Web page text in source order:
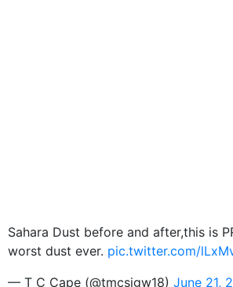
Sahara Dust before and after,this is
worst dust ever. pic.twitter.com/
— T C Cape (@tmcsjgw18) June 21,